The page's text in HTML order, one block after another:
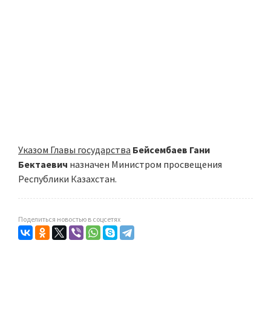
Указом Главы государства Бейсембаев Гани
Бектаевич назначен Министром просвещения
Республики Казахстан.
Поделиться новостью в соцсетях